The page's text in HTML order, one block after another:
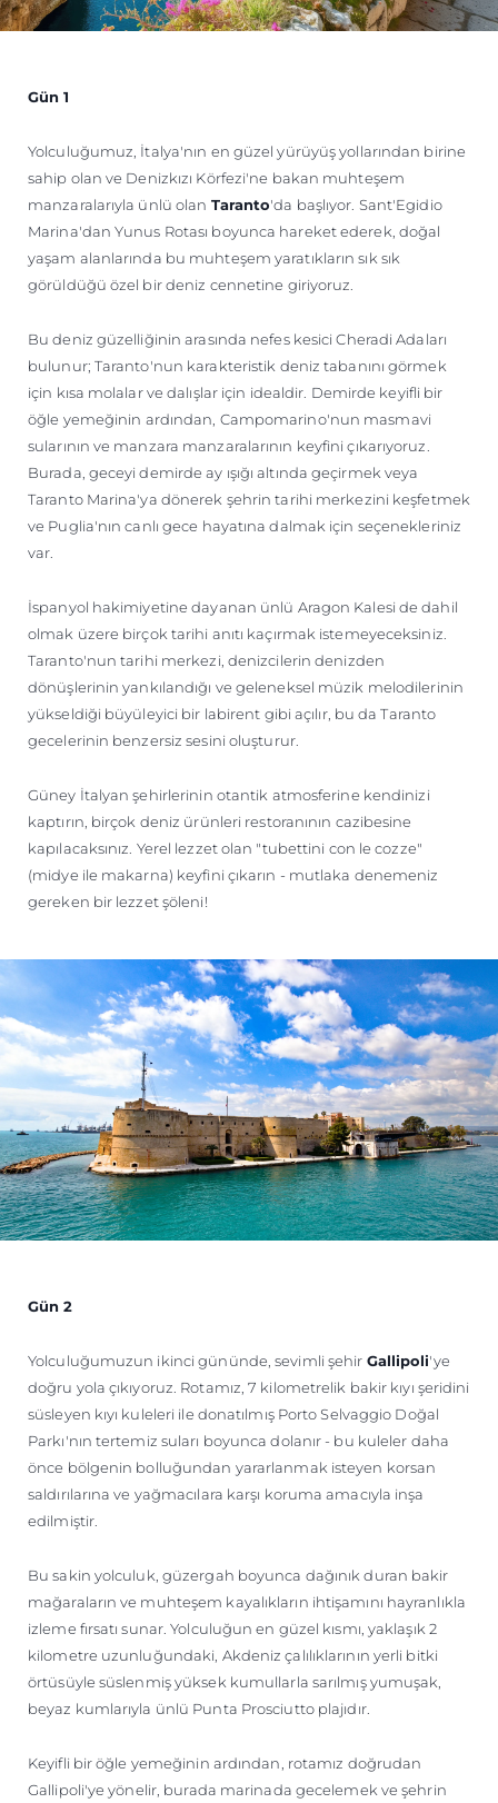
Gün 1
Yolculuğumuz, İtalya'nın en güzel yürüyüş yollarından birine
sahip olan ve Denizkızı Körfezi'ne bakan muhteşem
manzaralarıyla ünlü olan Taranto'da başlıyor. Sant'Egidio
Marina'dan Yunus Rotası boyunca hareket ederek, doğal
yaşam alanlarında bu muhteşem yaratıkların sık sık
görüldüğü özel bir deniz cennetine giriyoruz.
Bu deniz güzelliğinin arasında nefes kesici Cheradi Adaları
bulunur; Taranto'nun karakteristik deniz tabanını görmek
için kısa molalar ve dalışlar için idealdir. Demirde keyifli bir
öğle yemeğinin ardından, Campomarino'nun masmavi
sularının ve manzara manzaralarının keyfini çıkarıyoruz.
Burada, geceyi demirde ay ışığı altında geçirmek veya
Taranto Marina'ya dönerek şehrin tarihi merkezini keşfetmek
ve Puglia'nın canlı gece hayatına dalmak için seçenekleriniz
var.
İspanyol hakimiyetine dayanan ünlü Aragon Kalesi de dahil
olmak üzere birçok tarihi anıtı kaçırmak istemeyeceksiniz.
Taranto'nun tarihi merkezi, denizcilerin denizden
dönüşlerinin yankılandığı ve geleneksel müzik melodilerinin
yükseldiği büyüleyici bir labirent gibi açılır, bu da Taranto
gecelerinin benzersiz sesini oluşturur.
Güney İtalyan şehirlerinin otantik atmosferine kendinizi
kaptırın, birçok deniz ürünleri restoranının cazibesine
kapılacaksınız. Yerel lezzet olan "tubettini con le cozze"
(midye ile makarna) keyfini çıkarın - mutlaka denemeniz
gereken bir lezzet şöleni!
Gün 2
Yolculuğumuzun ikinci gününde, sevimli şehir Gallipoli'ye
doğru yola çıkıyoruz. Rotamız, 7 kilometrelik bakir kıyı şeridini
süsleyen kıyı kuleleri ile donatılmış Porto Selvaggio Doğal
Parkı'nın tertemiz suları boyunca dolanır - bu kuleler daha
önce bölgenin bolluğundan yararlanmak isteyen korsan
saldırılarına ve yağmacılara karşı koruma amacıyla inşa
edilmiştir.
Bu sakin yolculuk, güzergah boyunca dağınık duran bakir
mağaraların ve muhteşem kayalıkların ihtişamını hayranlıkla
izleme fırsatı sunar. Yolculuğun en güzel kısmı, yaklaşık 2
kilometre uzunluğundaki, Akdeniz çalılıklarının yerli bitki
örtüsüyle süslenmiş yüksek kumullarla sarılmış yumuşak,
beyaz kumlarıyla ünlü Punta Prosciutto plajıdır.
Keyifli bir öğle yemeğinin ardından, rotamız doğrudan
Gallipoli'ye yönelir, burada marinada gecelemek ve şehrin